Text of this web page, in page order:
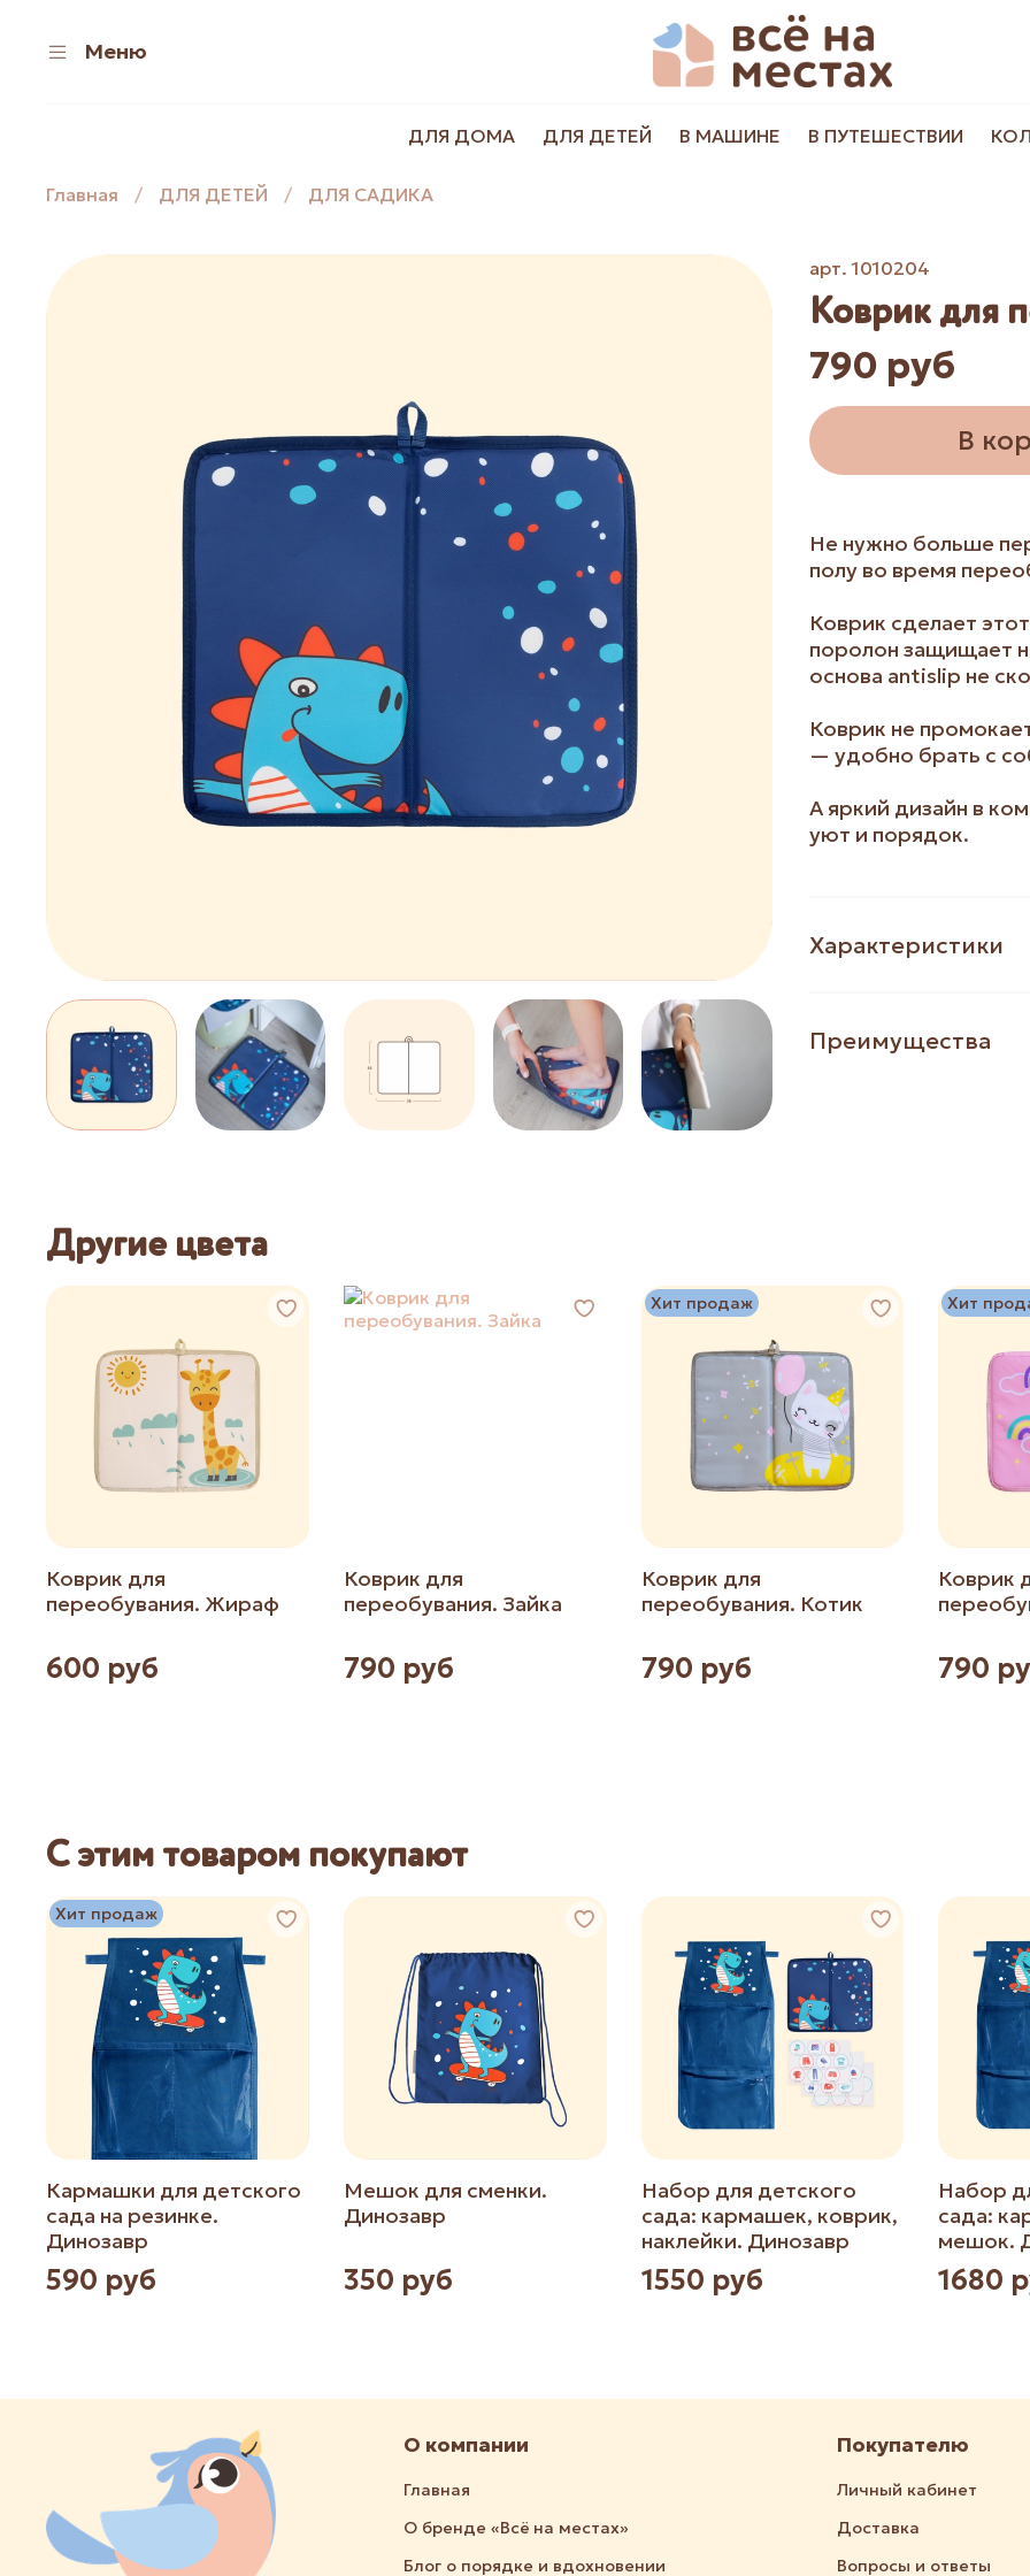
Меню
ДЛЯ ДОМА ДЛЯ ДЕТЕЙ В МАШИНЕ В ПУТЕШЕСТВИИ
Главная ДЛЯ ДЕТЕЙ ДЛЯ САДИКА
арт.1010204
Коврик для
790 руб
В
Не нужно больше
полу во время
Коврик сделает
поролон защищает
основа antislip не
Коврик не
— удобно брать с
А яркий дизайн в
уют и порядок.
Характеристики
Преимущества
Другие цвета
Коврик для
переобувания. Жираф
600 руб
Коврик для
переобувания. Зайка
790 руб
Хит продаж
Коврик для
переобувания. Котик
790 руб
Хит
Коврик
790
С этим товаром покупают
Хит продаж
Кармашки для детского
сада на резинке.
Динозавр
590 руб
Мешок для сменки.
Динозавр
350 руб
Набор для детского
сада: кармашек, коврик,
наклейки. Динозавр
1550 руб
Набор
сада:
мешок.
1680
О компании
Главная
О бренде «Всё на местах»
Блог о порядке и вдохновении
Покупателю
Личный кабинет
Доставка
Вопросы и ответы